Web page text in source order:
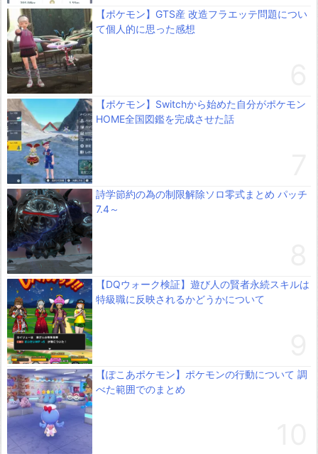
【ポケモン】GTS産 改造フラエッテ問題につい
て個人的に思った感想
【ポケモン】Switchから始めた自分がポケモン
HOME全国図鑑を完成させた話
詩学節約の為の制限解除ソロ零式まとめ パッチ
7.4～
【DQウォーク検証】遊び人の賢者永続スキルは
特級職に反映されるかどうかについて
【ぽこあポケモン】ポケモンの行動について 調
べた範囲でのまとめ